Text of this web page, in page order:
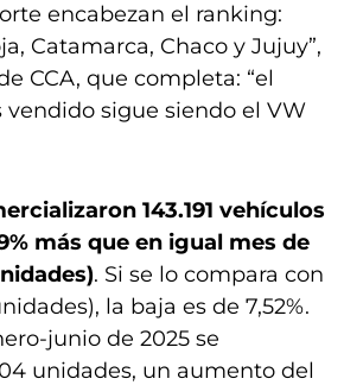
encabezan el ranking:
Catamarca, Chaco y Jujuy”,
CCA, que completa: “el
vendido sigue siendo el VW
143.191 vehículos
más que en igual mes de
. Si se lo compara con
la baja es de 7,52%.
junio de 2025 se
unidades, un aumento del